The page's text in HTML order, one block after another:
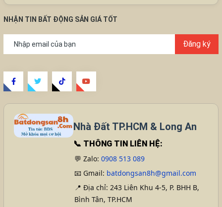
NHẬN TIN BẤT ĐỘNG SẢN GIÁ TỐT
Đăng ký
Nhà Đất TP.HCM & Long An
📞 THÔNG TIN LIÊN HỆ:
💬 Zalo: 0908 513 089
📧 Gmail: batdongsan8h@gmail.com
📍 Địa chỉ: 243 Liên Khu 4-5, P. BHH B,
Bình Tân, TP.HCM